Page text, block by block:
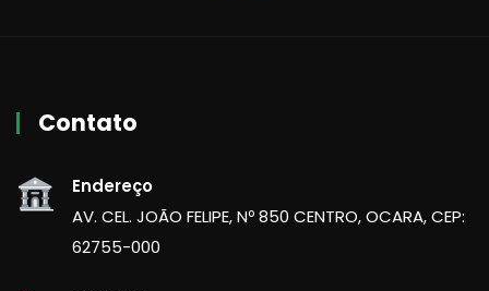
Contato
Endereço
AV. CEL. JOÃO FELIPE, Nº 850 CENTRO, OCARA, CEP:
62755-000